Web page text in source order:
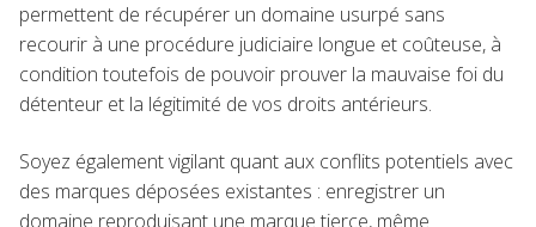
permettent de récupérer un domaine usurpé sans
recourir à une procédure judiciaire longue et coûteuse, à
condition toutefois de pouvoir prouver la mauvaise foi du
détenteur et la légitimité de vos droits antérieurs.
Soyez également vigilant quant aux conflits potentiels avec
des marques déposées existantes : enregistrer un
domaine reproduisant une marque tierce, même